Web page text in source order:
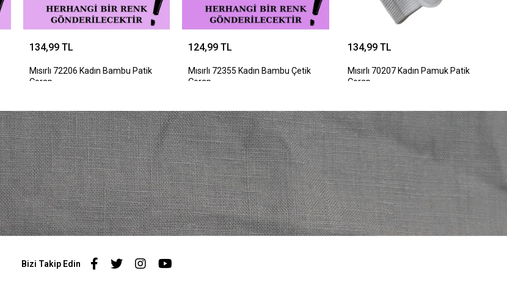
134,99 TL
Mısırlı 72206 Kadın Bambu Patik
Çorap
124,99 TL
Mısırlı 72355 Kadın Bambu Çetik
Çorap
134,99 TL
Mısırlı 70207 Kadın Pamuk Patik
Çorap
Bizi Takip Edin